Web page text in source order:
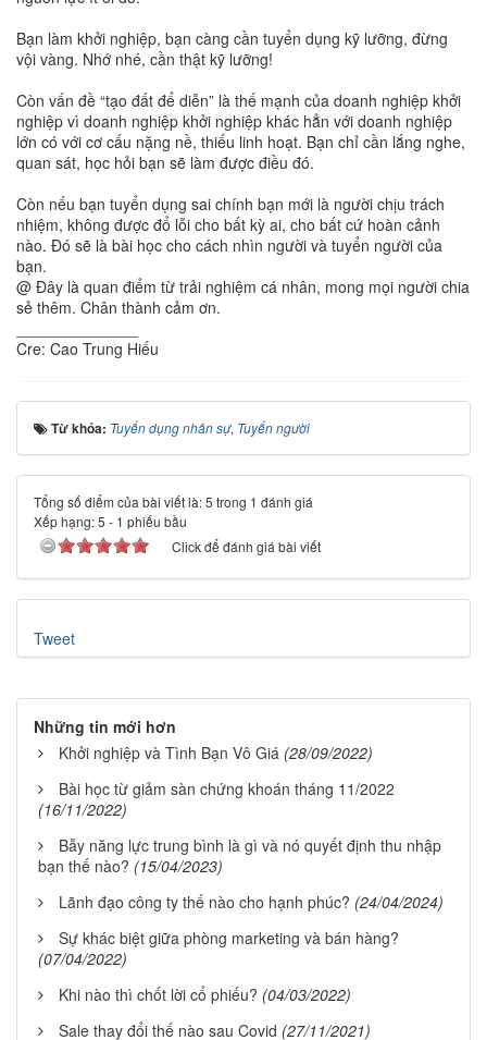
Bạn làm khởi nghiệp, bạn càng cần tuyển dụng kỹ lưỡng, đừng
vội vàng. Nhớ nhé, cần thật kỹ lưỡng!
Còn vấn đề “tạo đất để diễn” là thế mạnh của doanh nghiệp khởi
nghiệp vì doanh nghiệp khởi nghiệp khác hẳn với doanh nghiệp
lớn có với cơ cấu nặng nề, thiếu linh hoạt. Bạn chỉ cần lắng nghe,
quan sát, học hỏi bạn sẽ làm được điều đó.
Còn nếu bạn tuyển dụng sai chính bạn mới là người chịu trách
nhiệm, không được đổ lỗi cho bất kỳ ai, cho bất cứ hoàn cảnh
nào. Đó sẽ là bài học cho cách nhìn người và tuyển người của
bạn.
@ Đây là quan điểm từ trải nghiệm cá nhân, mong mọi người chia
sẻ thêm. Chân thành cảm ơn.
Cre: Cao Trung Hiếu
Từ khóa: Tuyển dụng nhân sự, Tuyển người
Tổng số điểm của bài viết là: 5 trong 1 đánh giá
Xếp hạng:5 - 1 phiếu bầu
Click để đánh giá bài viết
Tweet
Những tin mới hơn
Khởi nghiệp và Tình Bạn Vô Giá (28/09/2022)
Bài học từ giảm sàn chứng khoán tháng 11/2022
(16/11/2022)
Bẫy năng lực trung bình là gì và nó quyết định thu nhập
bạn thế nào? (15/04/2023)
Lãnh đạo công ty thế nào cho hạnh phúc? (24/04/2024)
Sự khác biệt giữa phòng marketing và bán hàng?
(07/04/2022)
Khi nào thì chốt lời cổ phiếu? (04/03/2022)
Sale thay đổi thế nào sau Covid (27/11/2021)